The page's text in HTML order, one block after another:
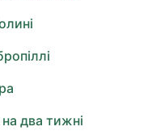
два тижні